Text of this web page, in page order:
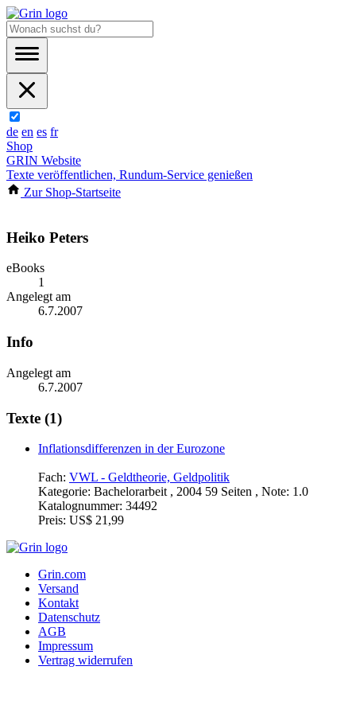
de en es fr
Shop
GRIN Website
Texte veröffentlichen, Rundum-Service genießen
Zur Shop-Startseite
Heiko Peters
eBooks
1
Angelegt am
6.7.2007
Info
Angelegt am
6.7.2007
Texte (1)
Inflationsdifferenzen in der Eurozone
Fach: VWL - Geldtheorie, Geldpolitik
Kategorie: Bachelorarbeit , 2004 59 Seiten , Note: 1.0
Katalognummer: 34492
Preis: US$ 21,99
Grin.com
Versand
Kontakt
Datenschutz
AGB
Impressum
Vertrag widerrufen